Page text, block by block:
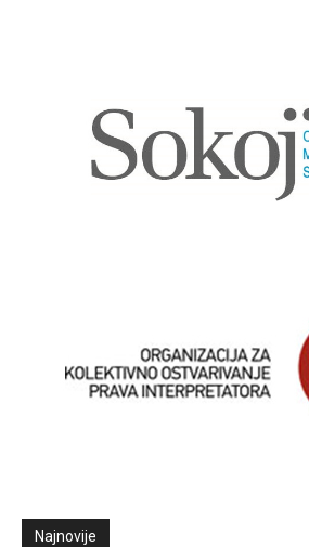
Najnovije